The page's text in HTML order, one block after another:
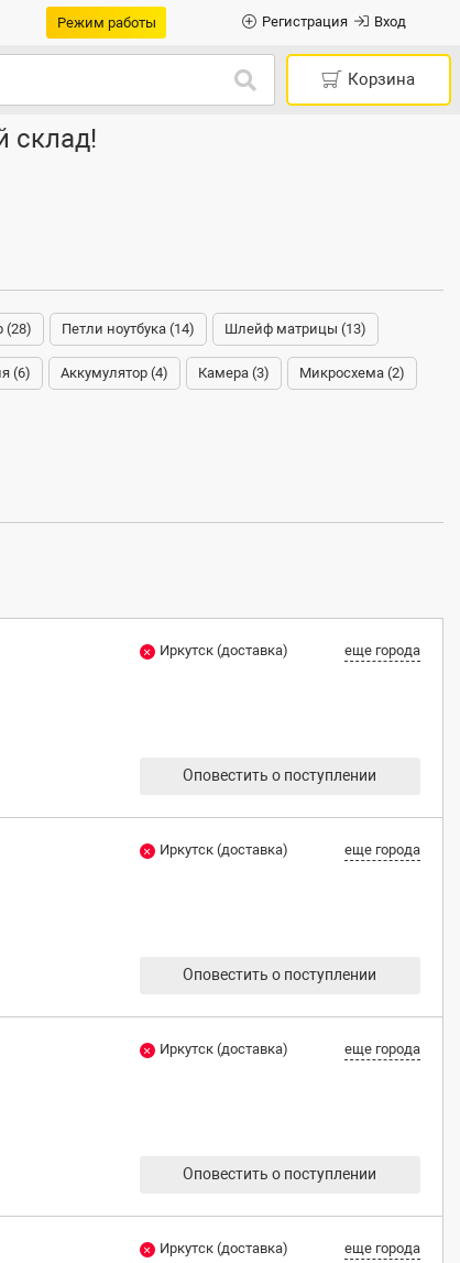
Режим работы Регистрация Вход
Корзина
склад!
(28) Петли ноутбука (14) Шлейф матрицы (13)
(6) Аккумулятор (4) Камера (3) Микросхема (2)
Иркутск (доставка) еще города
Оповестить о поступлении
Иркутск (доставка) еще города
Оповестить о поступлении
Иркутск (доставка) еще города
Оповестить о поступлении
Иркутск (доставка) еще города